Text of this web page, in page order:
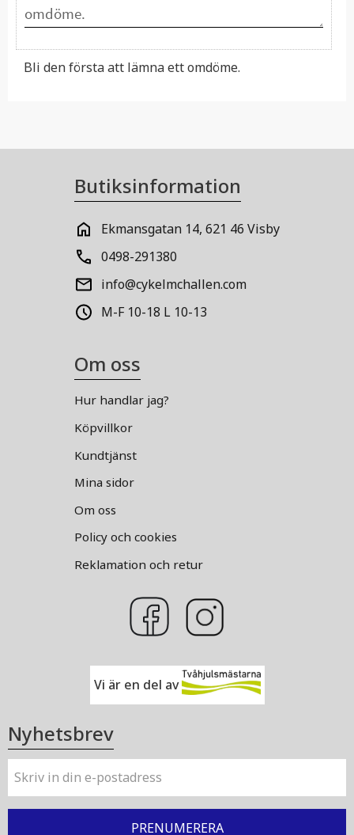
Bli den första att lämna ett omdöme.
Butiksinformation
Ekmansgatan 14, 621 46 Visby
0498-291380
info@cykelmchallen.com
M-F 10-18 L 10-13
Om oss
Hur handlar jag?
Köpvillkor
Kundtjänst
Mina sidor
Om oss
Policy och cookies
Reklamation och retur
Vi är en del av
Nyhetsbrev
PRENUMERERA